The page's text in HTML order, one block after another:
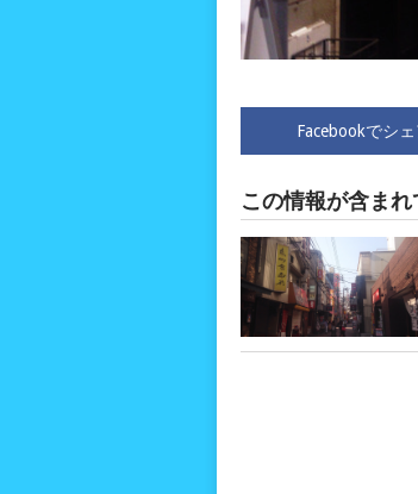
Facebookでシ
この情報が含ま